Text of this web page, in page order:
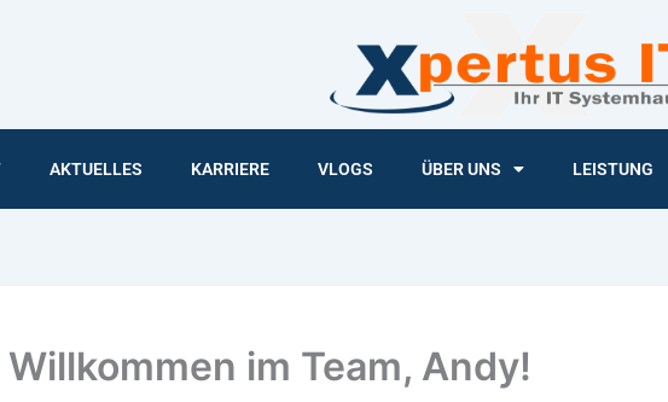
AKTUELLES KARRIERE VLOGS ÜBER UNS LEISTUNG
im Team, Andy!